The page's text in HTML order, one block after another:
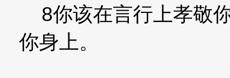
8你该在言行上孝敬
你身上。